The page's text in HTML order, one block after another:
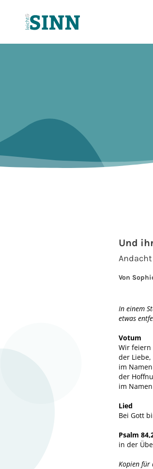
Und
Von
In einem
etwas
Votum
Wir feiern
der
im
der
im
Lied
Bei Gott
Psalm
in der
Kopien für